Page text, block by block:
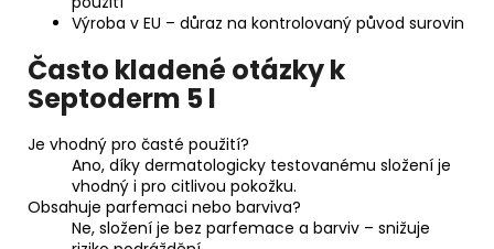
Výroba v EU – důraz na kontrolovaný původ surovin
Často kladené otázky k
Septoderm 5 l
Je vhodný pro časté použití?
Ano, díky dermatologicky testovanému složení je
vhodný i pro citlivou pokožku.
Obsahuje parfemaci nebo barviva?
Ne, složení je bez parfemace a barviv – snižuje